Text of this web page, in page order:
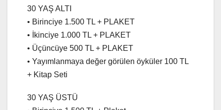
30 YAŞ ALTI
• Birinciye 1.500 TL + PLAKET
• İkinciye 1.000 TL + PLAKET
• Üçüncüye 500 TL + PLAKET
• Yayımlanmaya değer görülen öyküler 100 TL
+ Kitap Seti
30 YAŞ ÜSTÜ